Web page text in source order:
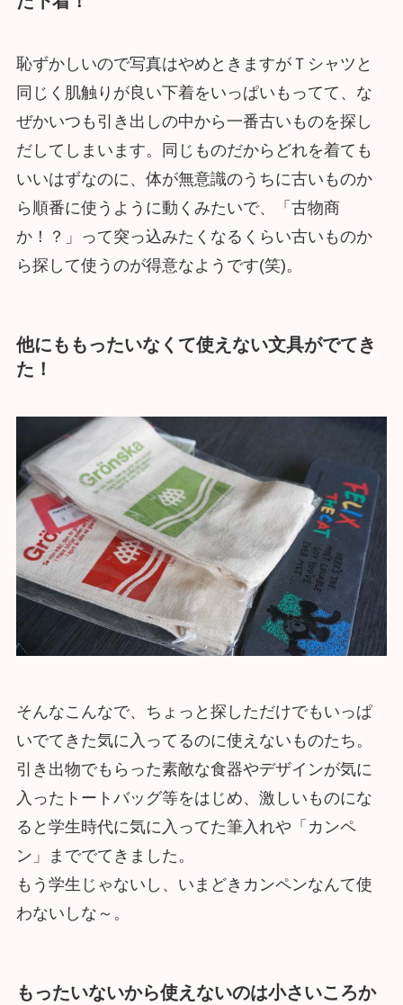
恥ずかしいので写真はやめときますがＴシャツと
同じく肌触りが良い下着をいっぱいもってて、な
ぜかいつも引き出しの中から一番古いものを探し
だしてしまいます。同じものだからどれを着ても
いいはずなのに、体が無意識のうちに古いものか
ら順番に使うように動くみたいで、「古物商
か！？」って突っ込みたくなるくらい古いものか
ら探して使うのが得意なようです(笑)。
他にももったいなくて使えない文具がでてき
た！
そんなこんなで、ちょっと探しただけでもいっぱ
いでてきた気に入ってるのに使えないものたち。
引き出物でもらった素敵な食器やデザインが気に
入ったトートバッグ等をはじめ、激しいものにな
ると学生時代に気に入ってた筆入れや「カンペ
ン」まででてきました。
もう学生じゃないし、いまどきカンペンなんて使
わないしな～。
もったいないから使えないのは小さいころか